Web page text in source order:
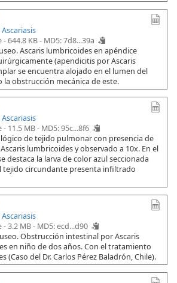
Ascariasis
644.8 KB - MD5: 7d8...39a
Ascaris lumbricoides en apéndice
(apendicitis por Ascaris
se encuentra alojado en el lumen del
obstrucción mecánica de este.
Ascariasis
- 11.5 MB - MD5: 95c...8f6
de tejido pulmonar con presencia de
lumbricoides y observado a 10x. En el
destaca la larva de color azul seccionada
tejido circundante presenta infiltrado
Ascariasis
- 3.2 MB - MD5: ecd...d90
Obstrucción intestinal por Ascaris
en niño de dos años. Con el tratamiento
(Caso del Dr. Carlos Pérez Baladrón, Chile).